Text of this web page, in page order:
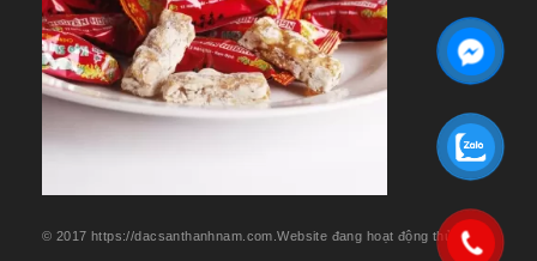
© 2017 https://dacsanthanhnam.com.Website đang hoạt động thử